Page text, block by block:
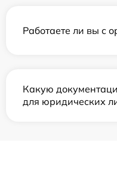
Работаете ли вы с
Какую
для юридических